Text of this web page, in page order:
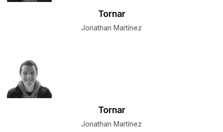
Tornar
Jonathan Martínez
Tornar
Jonathan Martínez